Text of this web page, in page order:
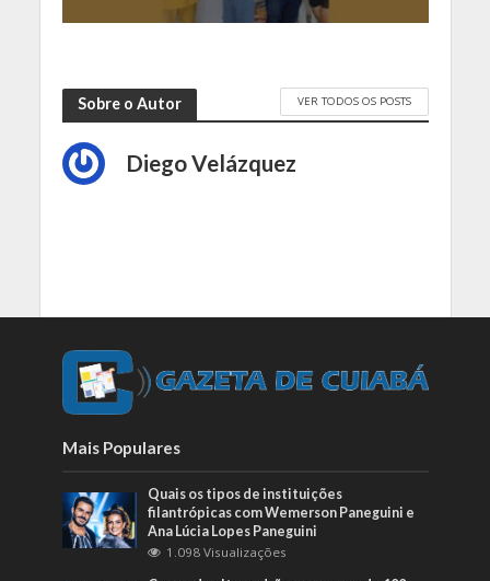
Sobre o Autor VER TODOS OS POSTS
Diego Velázquez
Mais Populares
Quais os tipos de instituições
filantrópicas com Wemerson Paneguini e
Ana Lúcia Lopes Paneguini
1.098 Visualizações